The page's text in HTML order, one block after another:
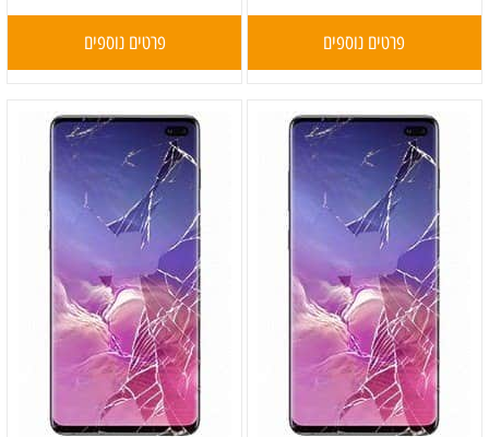
פרטים נוספים פרטים נוספים